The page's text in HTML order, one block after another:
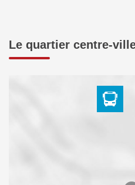
Le quartier centre-